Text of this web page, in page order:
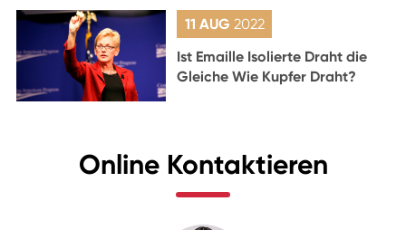
11 AUG 2022
Ist Emaille Isolierte Draht die
Gleiche Wie Kupfer Draht?
Online Kontaktieren